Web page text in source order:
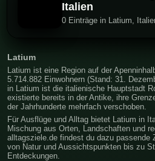
Italien
0 Einträge in Latium,
Latium
Latium ist eine Region auf der
5.714.882 Einwohnern (Stand: 31.
in Latium ist die italienische Hauptstadt
existierte bereits in der Antike, ihre
der Jahrhunderte mehrfach verschoben.
Für Ausflüge und Alltag bietet Latium in
Mischung aus Orten, Landschaften und
alltagsziele.de findest du dazu passende
von Natur und Aussichtspunkten bis zu
Entdeckungen.